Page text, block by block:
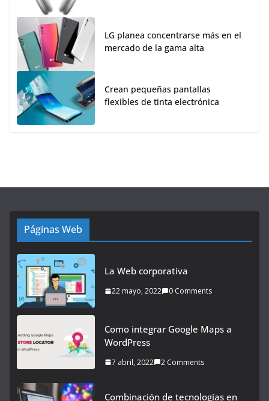
LG planea concentrarse más en el
mercado de la gama alta
Crean pequeñas pantallas
flexibles de tinta electrónica
Páginas Web
La Web corporativa
22 mayo, 2022 0 Comments
Como integrar Google Maps a
WordPress
7 abril, 2022 2 Comments
Combinación de tecnologías en